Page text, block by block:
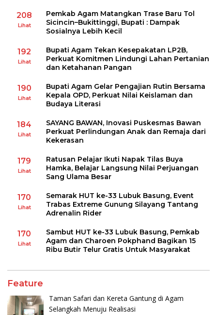
208
Lihat
Pemkab Agam Matangkan Trase Baru Tol
Sicincin–Bukittinggi, Bupati : Dampak
Sosialnya Lebih Kecil
192
Lihat
Bupati Agam Tekan Kesepakatan LP2B,
Perkuat Komitmen Lindungi Lahan Pertanian
dan Ketahanan Pangan
190
Lihat
Bupati Agam Gelar Pengajian Rutin Bersama
Kepala OPD, Perkuat Nilai Keislaman dan
Budaya Literasi
184
Lihat
SAYANG BAWAN, Inovasi Puskesmas Bawan
Perkuat Perlindungan Anak dan Remaja dari
Kekerasan
179
Lihat
Ratusan Pelajar Ikuti Napak Tilas Buya
Hamka, Belajar Langsung Nilai Perjuangan
Sang Ulama Besar
170
Lihat
Semarak HUT ke-33 Lubuk Basung, Event
Trabas Extreme Gunung Silayang Tantang
Adrenalin Rider
170
Lihat
Sambut HUT ke-33 Lubuk Basung, Pemkab
Agam dan Charoen Pokphand Bagikan 15
Ribu Butir Telur Gratis Untuk Masyarakat
Feature
Taman Safari dan Kereta Gantung di Agam
Selangkah Menuju Realisasi